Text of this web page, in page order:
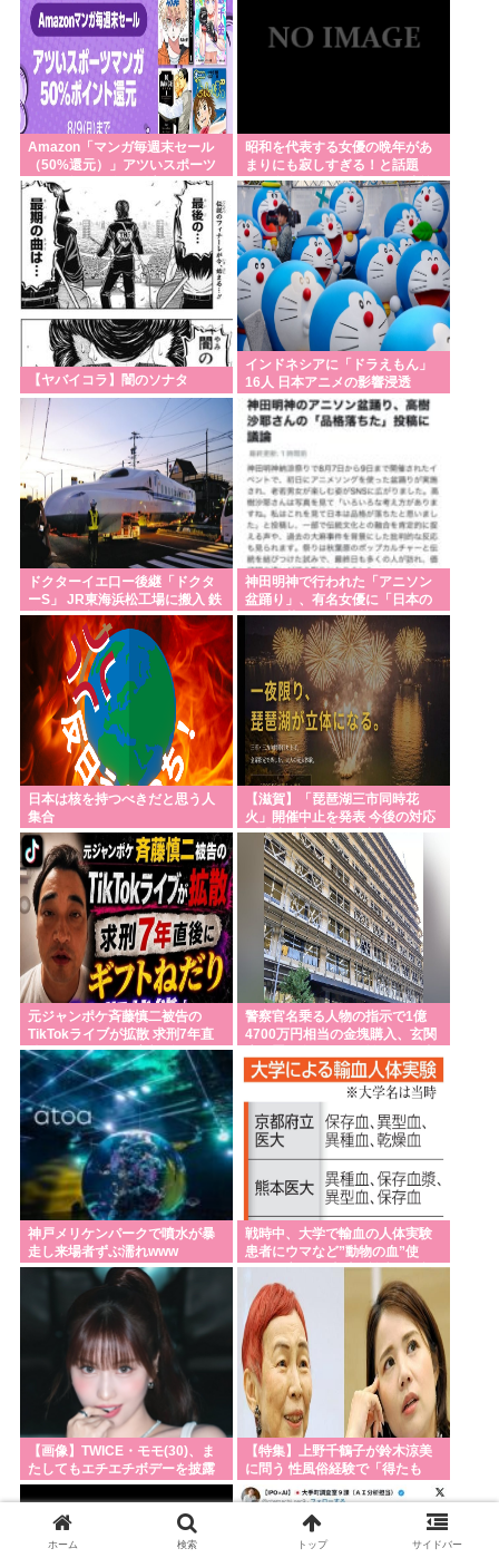
普通の日本人「岸田と石破が日本を壊した！岸田と
石破が悪い！」
Powered by livedoor 相互RSS
Amazon「マンガ毎週末セール
（50%還元）」アツいスポーツ
マンガ祭り最終日到来！！！
昭和を代表する女優の晩年があ
まりにも寂しすぎる！と話題
に、自身の子供を餓死する寸前
までネグレクトした
【ヤバイコラ】闇のソナタ
インドネシアに「ドラえもん」
16人 日本アニメの影響浸透
ドクターイエ口ー後継「ドクタ
ーS」 JR東海浜松工場に搬入 鉄
道ファン注目
神田明神で行われた「アニソン
盆踊り」、有名女優に「日本の
品格が落ちた」と酷評される…
日本は核を持つべきだと思う人
集合
【滋賀】「琵琶湖三市同時花
火」開催中止を発表 今後の対応
は「法的専門家への相談を行い
ながら」3市が関与否定
元ジャンポケ斉藤慎二被告の
TikTokライブが拡散 求刑7年直
後にうつろな目で高額ギフトね
だり続け「精神的に限界」「末
期状態」と話題
警察官名乗る人物の指示で1億
4700万円相当の金塊購入、玄関
女性
神戸メリケンパークで噴水が暴
走し来場者ずぶ濡れwww
戦時中、大学で輸血の人体実験
患者にウマなど”動物の血”使
用、死亡例も 当時の論文を確認
【画像】TWICE・モモ(30)、ま
たしてもエチエチボデーを披露
www
【特集】上野千鶴子が鈴木涼美
に問う 性風俗経験で「得たも
の、失ったもの」
ホーム 検索 トップ サイドバー